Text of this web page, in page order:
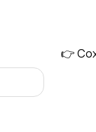
Кухонные комбайны,
👉